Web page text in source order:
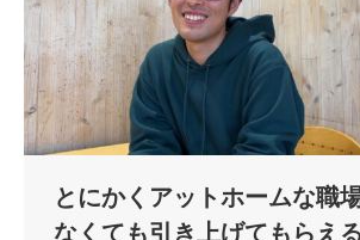
とにかくアットホームな職
なくても引き上げてもらえ